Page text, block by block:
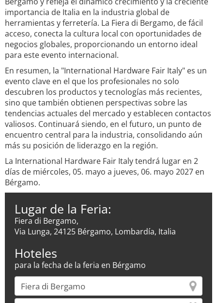
importancia de Italia en la industria global de
herramientas y ferretería. La Fiera di Bergamo, de fácil
acceso, conecta la cultura local con oportunidades de
negocios globales, proporcionando un entorno ideal
para este evento internacional.
En resumen, la "International Hardware Fair Italy" es un
evento clave en el que los profesionales no solo
descubren los productos y tecnologías más recientes,
sino que también obtienen perspectivas sobre las
tendencias actuales del mercado y establecen contactos
valiosos. Continuará siendo, en el futuro, un punto de
encuentro central para la industria, consolidando aún
más su posición de liderazgo en la región.
La International Hardware Fair Italy tendrá lugar en 2
días de miércoles, 05. mayo a jueves, 06. mayo 2027 en
Bérgamo.
Lugar de la Feria:
Fiera di Bergamo,
Via Lunga, 24125 Bérgamo, Lombardía, Italia
Hoteles
para la fecha de la feria en Bérgamo